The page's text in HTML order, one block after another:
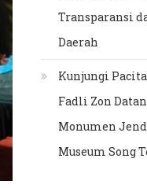
Transparansi
Daerah
Kunjungi
Fadli Zon
Monumen
Museum Song